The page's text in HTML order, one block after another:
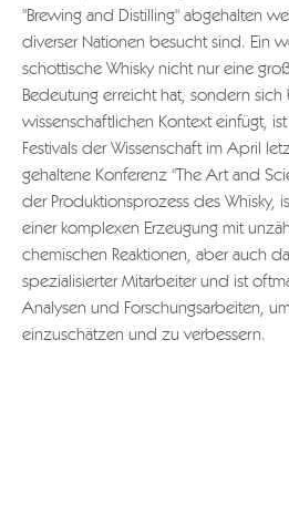
"Brewing and Distilling" abgehalten
diverser Nationen besucht sind. Ein
schottische Whisky nicht nur eine
Bedeutung erreicht hat, sondern sich
wissenschaftlichen Kontext einfügt,
Festivals der Wissenschaft im April
gehaltene Konferenz "The Art and
der Produktionsprozess des Whisky,
einer komplexen Erzeugung mit
chemischen Reaktionen, aber auch
spezialisierter Mitarbeiter und ist
Analysen und Forschungsarbeiten,
einzuschätzen und zu verbessern.